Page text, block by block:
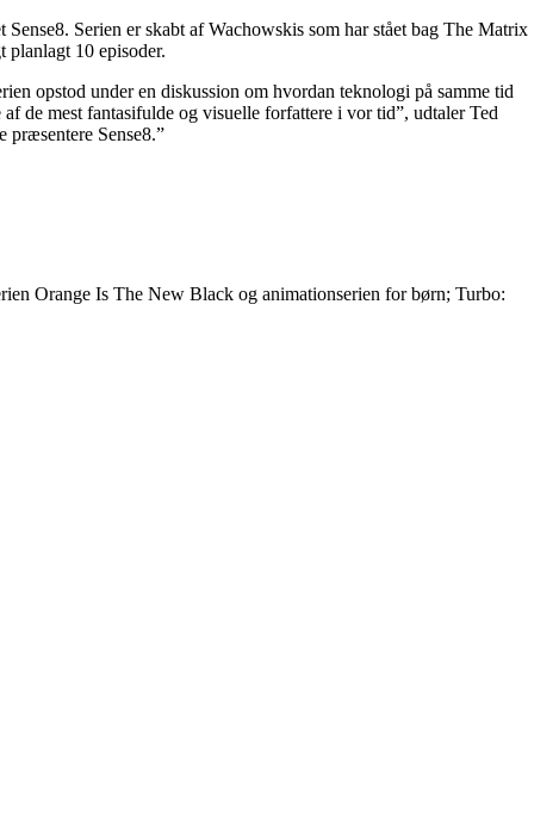
Serien er skabt af Wachowskis som har stået bag The Matrix
10 episoder.
opstod under en diskussion om hvordan teknologi på samme tid
de mest fantasifulde og visuelle forfattere i vor tid”, udtaler Ted
Sense8.”
Orange Is The New Black og animationserien for børn; Turbo: